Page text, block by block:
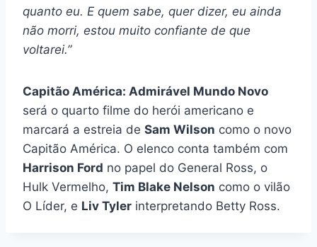
quanto eu. E quem sabe, quer dizer, eu ainda
não morri, estou muito confiante de que
voltarei.”
Capitão América: Admirável Mundo Novo
será o quarto filme do herói americano e
marcará a estreia de Sam Wilson como o novo
Capitão América. O elenco conta também com
Harrison Ford no papel do General Ross, o
Hulk Vermelho, Tim Blake Nelson como o vilão
O Líder, e Liv Tyler interpretando Betty Ross.